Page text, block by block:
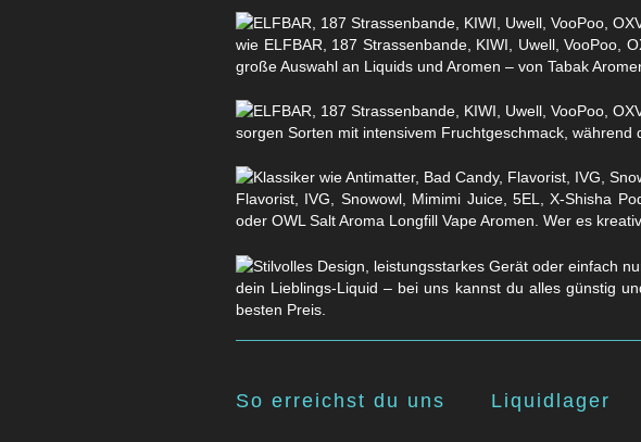
wie ELFBAR, 187 Strassenbande, KIWI, Uwell, VooPoo,
große Auswahl an Liquids und Aromen – von Tabak
sorgen Sorten mit intensivem Fruchtgeschmack,
Flavorist, IVG, Snowowl, Mimimi Juice, 5EL, X-Shisha
oder OWL Salt Aroma Longfill Vape Aromen. Wer es
dein Lieblings-Liquid – bei uns kannst du alles günstig
besten Preis.
So erreichst du uns Liquidlager